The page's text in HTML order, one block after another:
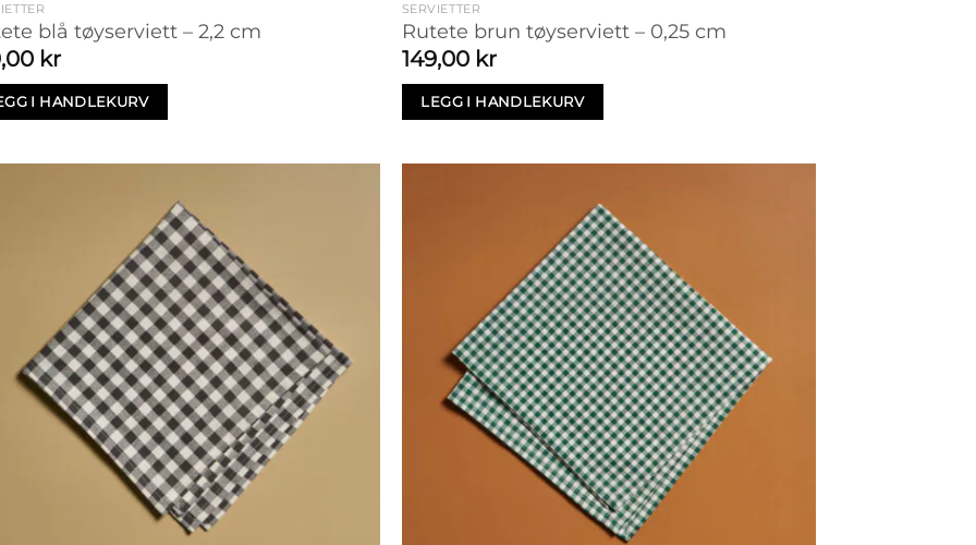
blå tøyserviett – 2,2 cm
kr
I HANDLEKURV
SERVIETTER
Rutete brun tøyserviett – 0,25 cm
149,00 kr
LEGG I HANDLEKURV